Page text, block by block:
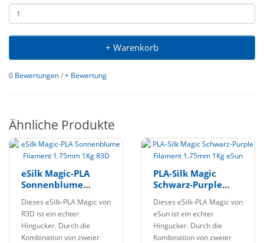
+ Warenkorb
0 Bewertungen/+ Bewertung
Ähnliche Produkte
eSilk Magic-PLA
Sonnenblume
1Kg R3D
Dieses eSilk-PLA Magic von
R3D ist ein echter
Hingucker. Durch die
Kombination von zweier
PLA-Silk Magic
Schwarz-Purple
1Kg eSun
Dieses eSilk-PLA Magic von
eSun ist ein echter
Hingucker. Durch die
Kombination von zweier